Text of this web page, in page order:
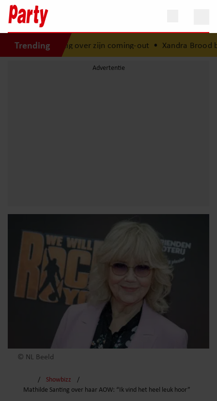
Trending
over zijn coming-out •Xandra Brood blikt terug op
© NL Beeld
Showbizz
Mathilde Santing over haar AOW: “Ik vind het heel leuk hoor”